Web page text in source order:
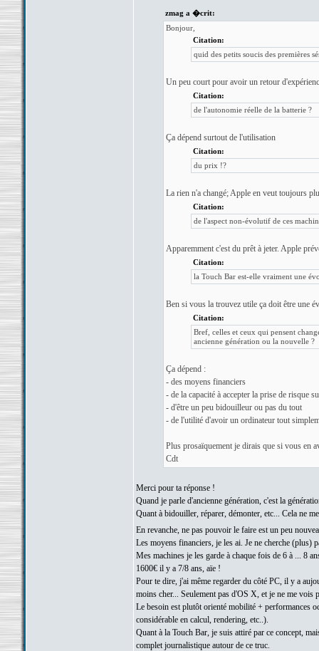
zmag a �crit:
Bonjour,
Citation:
quid des petits soucis des premières
Un peu court pour avoir un retour
Citation:
de l'autonomie réelle de la batterie ?
Ça dépend surtout de l'utilisation
Citation:
du prix !?
La rien n'a changé; Apple en veut toujours
Citation:
de l'aspect non-évolutif de ces
Apparemment c'est du prêt à jeter. Apple
Citation:
la Touch Bar est-elle vraiment une
Ben si vous la trouvez utile ça doit être une
Citation:
Bref, celles et ceux qui pensent
ancienne génération ou la nouvelle ?
Ça dépend :
- des moyens financiers
- de la capacité à accepter la prise de risque
- d'être un peu bidouilleur ou pas du tout
- de l'utilité d'avoir un ordinateur tout
Plus prosaïquement je dirais que si vous en
Cdt
Merci pour ta réponse !
Quand je parle d'ancienne génération, c'est la
Quant à bidouiller, réparer, démonter, etc... Cela ne
En revanche, ne pas pouvoir le faire est un peu
Les moyens financiers, je les ai. Je ne cherche (plus)
Mes machines je les garde à chaque fois de 6 à ... 8
1600€ il y a 7/8 ans, aïe !
Pour te dire, j'ai même regarder du côté PC, il y a
moins cher... Seulement pas d'OS X, et je ne me vois
Le besoin est plutôt orienté mobilité + performances
considérable en calcul, rendering, etc..).
Quant à la Touch Bar, je suis attiré par ce concept,
complet journalistique autour de ce truc.